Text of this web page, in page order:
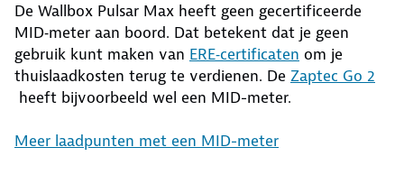
De Wallbox Pulsar Max heeft geen gecertificeerde
MID‑meter aan boord. Dat betekent dat je geen
gebruik kunt maken van ERE‑certificaten om je
thuislaadkosten terug te verdienen. De Zaptec Go 2
heeft bijvoorbeeld wel een MID-meter.
Meer laadpunten met een MID-meter